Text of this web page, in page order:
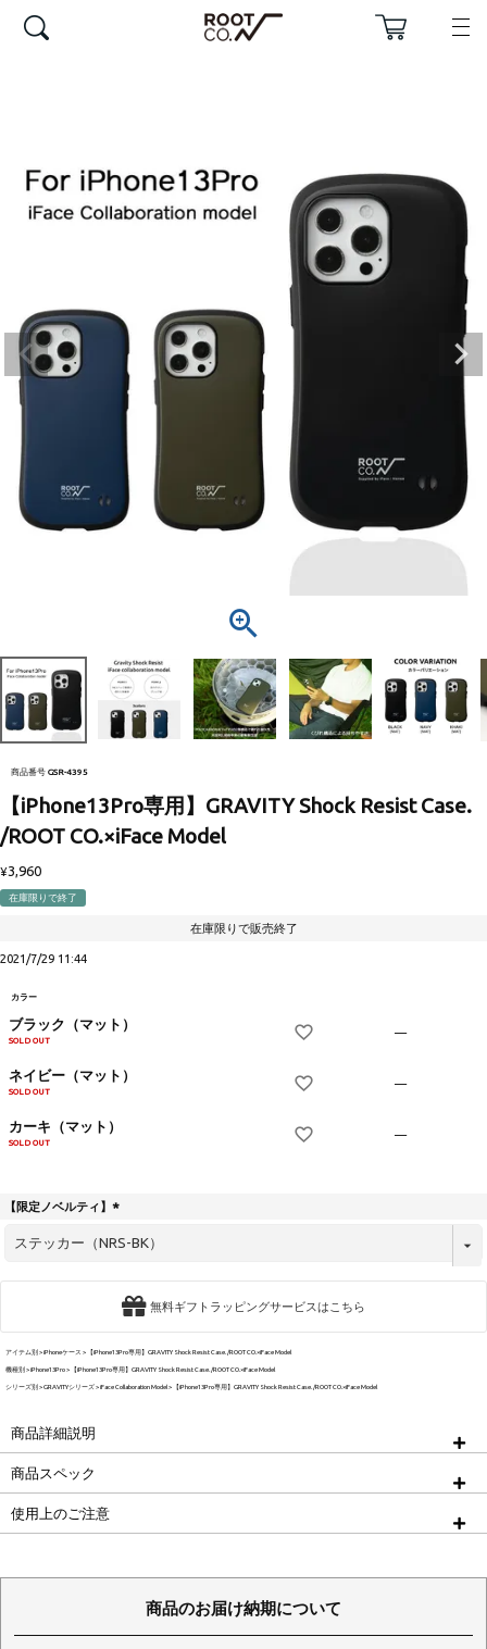
商品番号 GSR-4395
【iPhone13Pro専用】GRAVITY Shock Resist Case.
/ROOT CO.×iFace Model
¥3,960
在庫限りで終了
在庫限りで販売終了
2021/7/29 11:44
カラー
ブラック（マット）
SOLD OUT
—
ネイビー（マット）
SOLD OUT
—
カーキ（マット）
SOLD OUT
—
【限定ノベルティ】
必
無料ギフトラッピングサービスはこちら
アイテム別 iPhoneケース 【iPhone13Pro専用】GRAVITY Shock Resist Case. /ROOT CO.×iFace Model
機種別 iPhone13Pro 【iPhone13Pro専用】GRAVITY Shock Resist Case. /ROOT CO.×iFace Model
シリーズ別 GRAVITYシリーズ iFace Collaboration Model 【iPhone13Pro専用】GRAVITY Shock Resist Case. /ROOT CO.×iFace Model
商品詳細説明
商品スペック
使用上のご注意
商品のお届け納期について